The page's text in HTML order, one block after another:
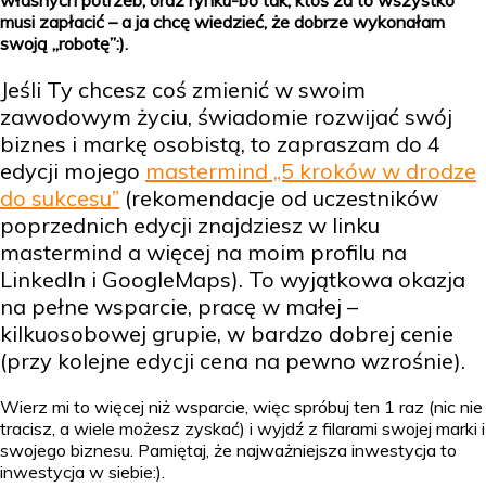
musi zapłacić – a ja chcę wiedzieć, że dobrze wykonałam
swoją „robotę”:).
Jeśli Ty chcesz coś zmienić w swoim
zawodowym życiu, świadomie rozwijać swój
biznes i markę osobistą, to zapraszam do 4
edycji mojego mastermind „5 kroków w drodze
do sukcesu” (rekomendacje od uczestników
poprzednich edycji znajdziesz w linku
mastermind a więcej na moim profilu na
LinkedIn i GoogleMaps). To wyjątkowa okazja
na pełne wsparcie, pracę w małej –
kilkuosobowej grupie, w bardzo dobrej cenie
(przy kolejne edycji cena na pewno wzrośnie).
Wierz mi to więcej niż wsparcie, więc spróbuj ten 1 raz (nic nie
tracisz, a wiele możesz zyskać) i wyjdź z filarami swojej marki i
swojego biznesu. Pamiętaj, że najważniejsza inwestycja to
inwestycja w siebie:).